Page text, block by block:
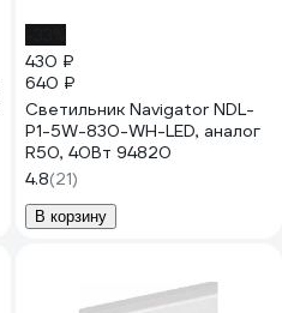
430 ₽
640 ₽
Светильник Navigator NDL-
P1-5W-830-WH-LED, аналог
R50, 40Вт 94820
4.8(21)
В корзину